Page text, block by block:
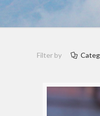
Filter by